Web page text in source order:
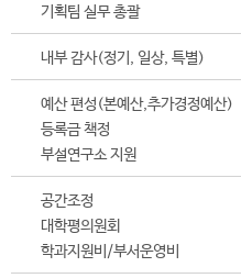
기획팀 실무 총괄
내부 감사(정기, 일상, 특별)
예산 편성(본예산,추가경정예산)
등록금 책정
부설연구소 지원
공간조정
대학평의원회
학과지원비/부서운영비